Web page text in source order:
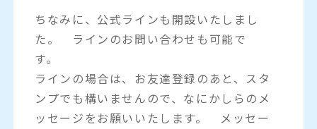
ちなみに、公式ラインも開設いたしまし
た。 ラインのお問い合わせも可能で
す。
ラインの場合は、お友達登録のあと、スタ
ンプでも構いませんので、なにかしらのメ
ッセージをお願いいたします。 メッセー